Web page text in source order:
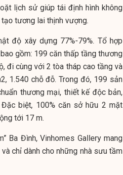
lịch sử giúp tái định hình không
tương lai thịnh vượng.
độ xây dựng 77%-79%. Tổ hợp
gồm: 199 căn thấp tầng thương
đi cùng với 2 tòa tháp cao tầng và
1.540 chỗ đỗ. Trong đó, 199 sản
thương mại, thiết kế độc bản,
biệt, 100% căn sở hữu 2 mặt
tới 17 m.
Ba Đình, Vinhomes Gallery mang
chỉ dành cho những nhà sưu tầm